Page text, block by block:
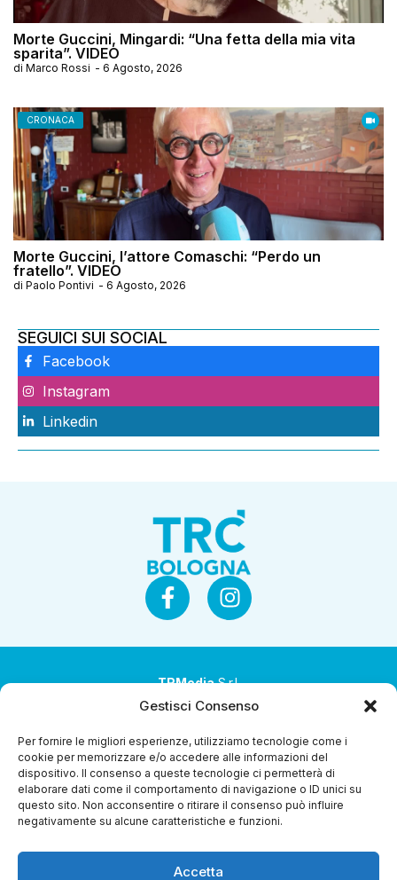
Gestisci Consenso
Per fornire le migliori esperienze, utilizziamo tecnologie come i
cookie per memorizzare e/o accedere alle informazioni del
dispositivo. Il consenso a queste tecnologie ci permetterà di
elaborare dati come il comportamento di navigazione o ID unici su
questo sito. Non acconsentire o ritirare il consenso può influire
negativamente su alcune caratteristiche e funzioni.
Accetta
Morte Guccini, Mingardi: “Una fetta della mia vita
sparita”. VIDEO
di Marco Rossi - 6 Agosto, 2026
CRONACA
Morte Guccini, l’attore Comaschi: “Perdo un
fratello”. VIDEO
di Paolo Pontivi - 6 Agosto, 2026
SEGUICI SUI SOCIAL
Facebook
Instagram
Linkedin
TRMediaS.r.l.
Società a socio unico
Società sottoposta ad attività di direzione e
coordinamento da parte di Coop Alleanza 3.0 Soc. Coop.
Sede legale: via Ragazzi del ’99 nr. 51 42124 Reggio Emilia
(RE)
Capitale sociale € 1.040.000 i.v.